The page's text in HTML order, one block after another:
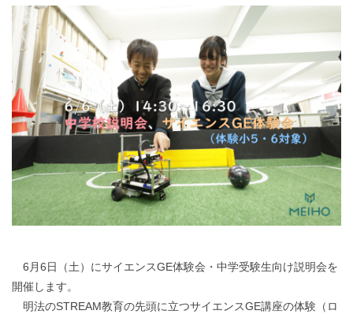
6月6日（土）にサイエンスGE体験会・中学受験生向け説明会を
開催します。
明法のSTREAM教育の先頭に立つサイエンスGE講座の体験（ロ